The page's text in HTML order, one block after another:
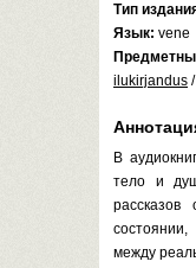
Тип
Язык: vene
ilukirjandus /
В
тело и
между